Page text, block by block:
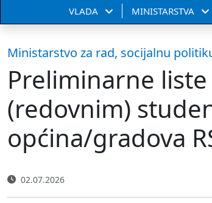
VLADA MINISTARSTVA
Ministarstvo za rad, socijalnu
Preliminarne
(redovnim)
općina/gradova
02.07.2026